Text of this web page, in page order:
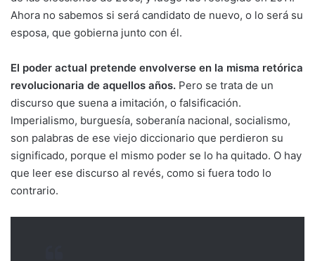
Ahora no sabemos si será candidato de nuevo, o lo será su
esposa, que gobierna junto con él.
El poder actual pretende envolverse en la misma retórica
revolucionaria de aquellos años. Pero se trata de un
discurso que suena a imitación, o falsificación.
Imperialismo, burguesía, soberanía nacional, socialismo,
son palabras de ese viejo diccionario que perdieron su
significado, porque el mismo poder se lo ha quitado. O hay
que leer ese discurso al revés, como si fuera todo lo
contrario.